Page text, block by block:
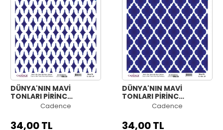
DÜNYA'NIN MAVİ
TONLARI PİRİNÇ
KOLEKSİYON BEYAZ
Cadence
34,00 TL
DÜNYA'NIN MAVİ
TONLARI PİRİNÇ
KOLEKSİYON BEYAZ
Cadence
34,00 TL